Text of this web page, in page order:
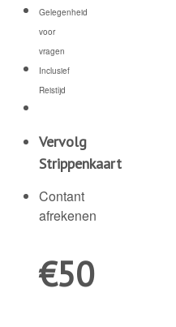
Gelegenheid
voor
vragen
Inclusief
Reistijd
Vervolg
Strippenkaart
Contant
afrekenen
€50